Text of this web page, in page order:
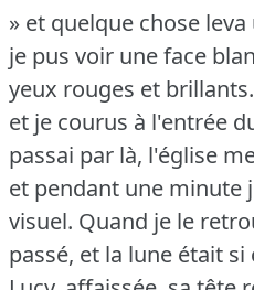
» et quelque chose
je pus voir une face
yeux rouges et brillants.
et je courus à l'entrée
passai par là, l'église
et pendant une minute
visuel. Quand je le
passé, et la lune était